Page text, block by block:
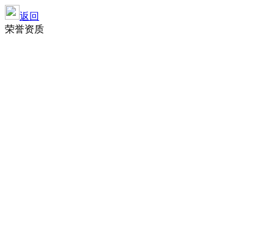
返回
荣誉资质